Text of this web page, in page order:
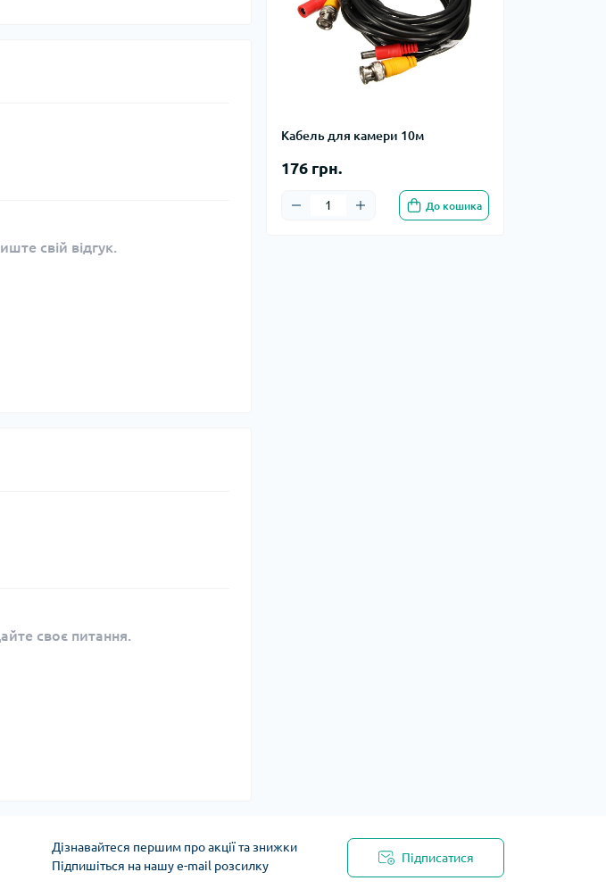
Кабель для камери 10м
176 грн.
До кошика
свій відгук.
своє питання.
Дізнавайтеся першим про акції та знижки
Підпишіться на нашу e-mail розсилку
Підписатися